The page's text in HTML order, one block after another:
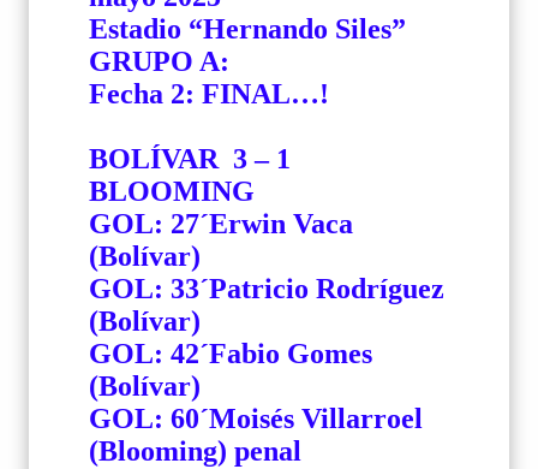
Estadio “Hernando Siles”
GRUPO A:
Fecha 2: FINAL…!
BOLÍVAR 3 – 1
BLOOMING
GOL: 27´Erwin Vaca
(Bolívar)
GOL: 33´Patricio Rodríguez
(Bolívar)
GOL: 42´Fabio Gomes
(Bolívar)
GOL: 60´Moisés Villarroel
(Blooming) penal